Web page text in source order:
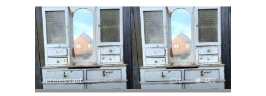
Interessant 0 402